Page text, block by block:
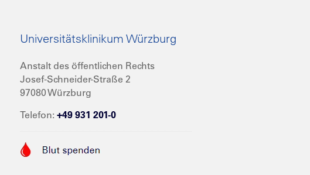
Universitätsklinikum Würzburg
Anstalt des öffentlichen Rechts
Josef-Schneider-Straße 2
97080 Würzburg
Telefon: +49 931 201-0